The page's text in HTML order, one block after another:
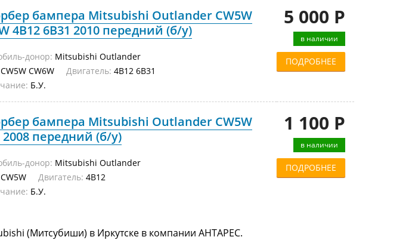
бампера Mitsubishi Outlander CW5W
4B12 6B31 2010 передний (б/у)
донор: Mitsubishi Outlander
CW5W CW6W Двигатель: 4B12 6B31
Б.У.
5 000 Р
в наличии
ПОДРОБНЕЕ
бампера Mitsubishi Outlander CW5W
2008 передний (б/у)
донор: Mitsubishi Outlander
CW5W Двигатель: 4B12
Б.У.
1 100 Р
в наличии
ПОДРОБНЕЕ
(Митсубиши) в Иркутске в компании АНТАРЕС.